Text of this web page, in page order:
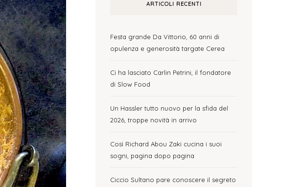
ARTICOLI RECENTI
Festa grande Da Vittorio, 60 anni di
opulenza e generosità targate Cerea
Ci ha lasciato Carlin Petrini, il fondatore
di Slow Food
Un Hassler tutto nuovo per la sfida del
2026, troppe novità in arrivo
Così Richard Abou Zaki cucina i suoi
sogni, pagina dopo pagina
Ciccio Sultano pare conoscere il segreto